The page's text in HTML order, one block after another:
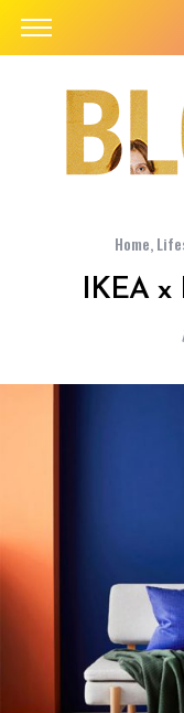
Home,
IKEA x